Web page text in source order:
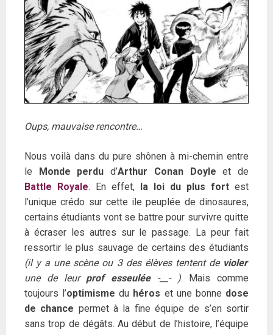
Oups, mauvaise rencontre…
Nous voilà dans du pure shônen à mi-chemin entre
le Monde perdu d’Arthur Conan Doyle et de
Battle Royale. En effet, la loi du plus fort est
l’unique crédo sur cette ile peuplée de dinosaures,
certains étudiants vont se battre pour survivre quitte
à écraser les autres sur le passage. La peur fait
ressortir le plus sauvage de certains des étudiants
(il y a une scène ou 3 des élèves tentent de violer
une de leur prof esseulée -__- ). Mais comme
toujours l’optimismedu héros et une bonne dose
de chance permet à la fine équipe de s’en sortir
sans trop de dégâts. Au début de l’histoire, l’équipe